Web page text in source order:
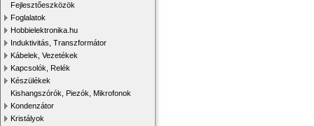
Fejlesztőeszközök
Foglalatok
Hobbielektronika.hu
Induktivitás, Transzformátor
Kábelek, Vezetékek
Kapcsolók, Relék
Készülékek
Kishangszórók, Piezók, Mikrofonok
Kondenzátor
Kristályok